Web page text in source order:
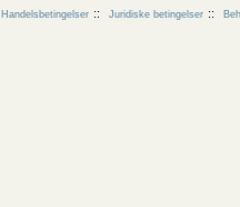
Handelsbetingelser Juridiske betingelser